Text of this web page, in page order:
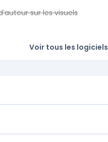
sur les visuels
Voir tous les logiciels